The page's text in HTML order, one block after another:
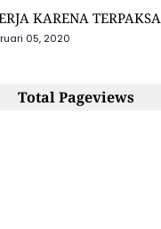
KARENA TERPAKSA
05, 2020
Total Pageviews